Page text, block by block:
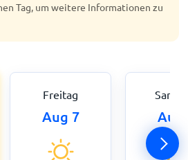
Tag, um weitere Informationen zu
Freitag
Aug 7 Aug